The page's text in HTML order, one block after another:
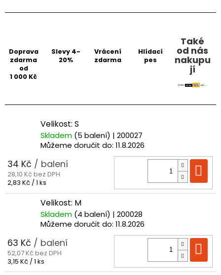
Doprava
zdarma
od
1 000 Kč
Slevy 4-
20%
Vrácení
zdarma
Hlídací
pes
Také
od nás
nakupu
jí
Velikost: S
Skladem (5 balení) | 200027
Můžeme doručit do: 11.8.2026
34 Kč / balení
28,10 Kč bez DPH
Měrná
2,83 Kč / 1 ks
Velikost: M
Skladem (4 balení) | 200028
Můžeme doručit do: 11.8.2026
63 Kč / balení
52,07 Kč bez DPH
Měrná
cena:
3,15 Kč / 1 ks